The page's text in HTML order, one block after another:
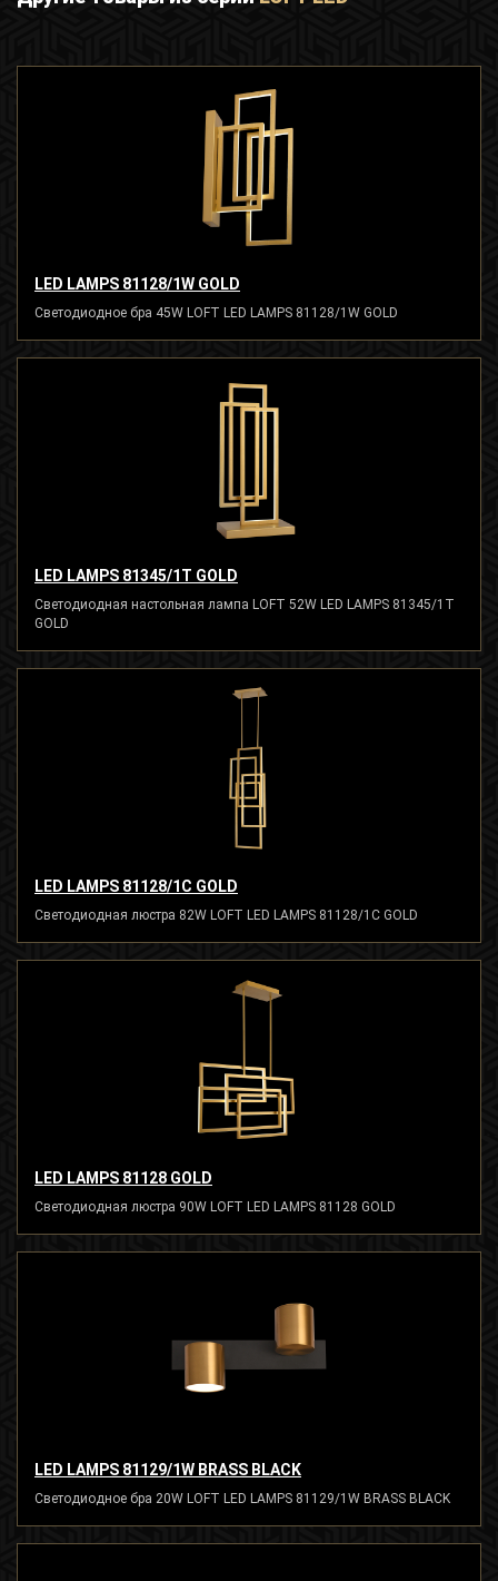
LED LAMPS 81128/1W GOLD
Светодиодное бра 45W LOFT LED LAMPS 81128/1W GOLD
LED LAMPS 81345/1T GOLD
Светодиодная настольная лампа LOFT 52W LED LAMPS 81345/1T
GOLD
LED LAMPS 81128/1C GOLD
Светодиодная люстра 82W LOFT LED LAMPS 81128/1C GOLD
LED LAMPS 81128 GOLD
Светодиодная люстра 90W LOFT LED LAMPS 81128 GOLD
LED LAMPS 81129/1W BRASS BLACK
Светодиодное бра 20W LOFT LED LAMPS 81129/1W BRASS BLACK